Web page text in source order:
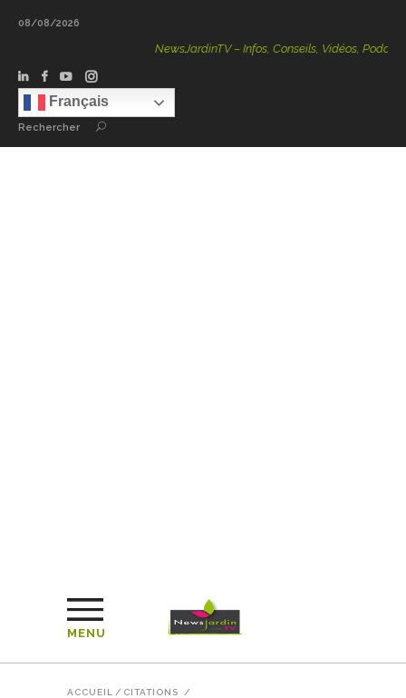
08/08/2026
NewsJardinTV – Infos, Conseils, Vidéos, Podcasts – 100
Français
Rechercher
MENU
ACCUEIL / CITATIONS /